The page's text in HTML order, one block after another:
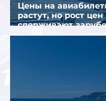
Цены на
растут, но рост цен
сдерживают
конкуренты